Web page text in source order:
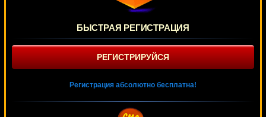
БЫСТРАЯ РЕГИСТРАЦИЯ
РЕГИСТРИРУЙСЯ
Регистрация абсолютно бесплатна!